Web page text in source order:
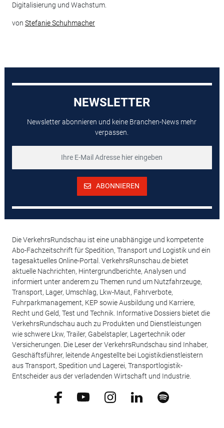
Digitalisierung und Wachstum.
von Stefanie Schuhmacher
NEWSLETTER
Newsletter abonnieren und keine Branchen-News mehr
verpassen.
ABONNIEREN
Die VerkehrsRundschau ist eine unabhängige und kompetente
Abo-Fachzeitschrift für Spedition, Transport und Logistik und ein
tagesaktuelles Online-Portal. VerkehrsRunschau.de bietet
aktuelle Nachrichten, Hintergrundberichte, Analysen und
informiert unter anderem zu Themen rund um Nutzfahrzeuge,
Transport, Lager, Umschlag, Lkw-Maut, Fahrverbote,
Fuhrparkmanagement, KEP sowie Ausbildung und Karriere,
Recht und Geld, Test und Technik. Informative Dossiers bietet die
VerkehrsRundschau auch zu Produkten und Dienstleistungen
wie schwere Lkw, Trailer, Gabelstapler, Lagertechnik oder
Versicherungen. Die Leser der VerkehrsRundschau sind Inhaber,
Geschäftsführer, leitende Angestellte bei Logistikdienstleistern
aus Transport, Spedition und Lagerei, Transportlogistik-
Entscheider aus der verladenden Wirtschaft und Industrie.